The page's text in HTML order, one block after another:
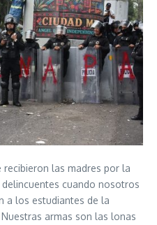
las madres por la
cuando nosotros
a los estudiantes de la
armas son las lonas